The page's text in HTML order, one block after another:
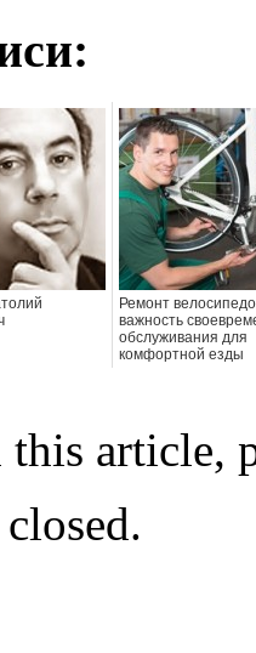
Ремонт
важность
обслуживания для
комфортной езды
article,